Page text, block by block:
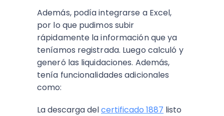
Además, podía integrarse a Excel,
por lo que pudimos subir
rápidamente la información que ya
teníamos registrada. Luego calculó y
generó las liquidaciones. Además,
tenía funcionalidades adicionales
como:
La descarga delcertificado 1887 listo